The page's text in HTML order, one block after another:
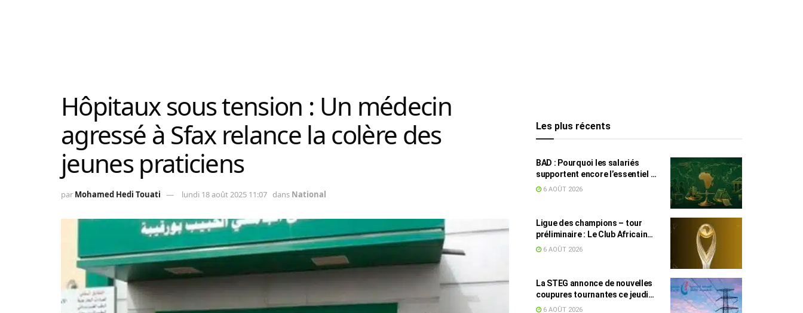
Hôpitaux sous tension : Un médecin
agressé à Sfax relance la colère des
jeunes praticiens
par Mohamed Hedi Touati lundi 18 août 2025 11:07 dans National
Les plus récents
BAD : Pourquoi les salariés
supportent encore l’essentiel de
l’effort fiscal en Tunisie
6 AOÛT 2026
Ligue des champions – tour
préliminaire : Le Club Africain
face au Djoliba AC
6 AOÛT 2026
La STEG annonce de nouvelles
coupures tournantes ce jeudi
dans plusieurs régions
6 AOÛT 2026